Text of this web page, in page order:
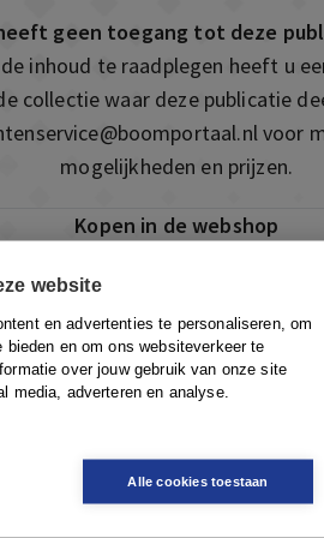
website
en advertenties te personaliseren, om
en om ons websiteverkeer te
over jouw gebruik van onze site
media, adverteren en analyse.
Alle cookies toestaan
geen toegang tot deze
inhoud te raadplegen heeft u
collectie waar deze publicatie
voor
mogelijkheden en prijzen.
Kopen in de webshop
om direct toegang te kopen
Naar de webshop